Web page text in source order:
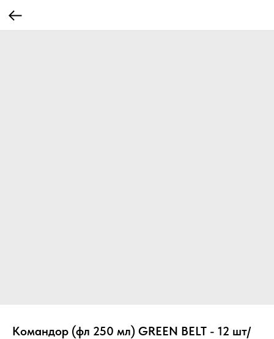
Командор (фл 250 мл) GREEN BELT - 12 шт/